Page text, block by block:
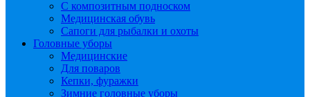
С композитным подноском
Медицинская обувь
Сапоги для рыбалки и охоты
Головные уборы
Медицинские
Для поваров
Кепки, фуражки
Зимние головные уборы